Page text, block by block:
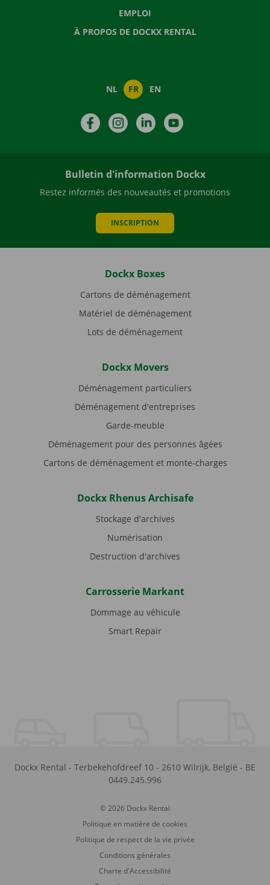
EMPLOI
À PROPOS DE DOCKX RENTAL
NL FR EN
FacebookInstagramLinkedIn
Bulletin d'information Dockx
Restez informés des nouveautés et promotions
INSCRIPTION
Dockx Boxes
Cartons de déménagement
Matériel de déménagement
Lots de déménagement
Dockx Movers
Déménagement particuliers
Déménagement d'entreprises
Garde-meuble
Déménagement pour des personnes âgées
Cartons de déménagement et monte-charges
Dockx Rhenus Archisafe
Stockage d'archives
Numérisation
Destruction d'archives
Carrosserie Markant
Dommage au véhicule
Smart Repair
Dockx Rental - Terbekehofdreef 10 - 2610 Wilrijk, België - BE
0449.245.996
© 2026 Dockx Rental
Politique en matière de cookies
Politique de respect de la vie privée
Conditions générales
Charte d'Accessibilité